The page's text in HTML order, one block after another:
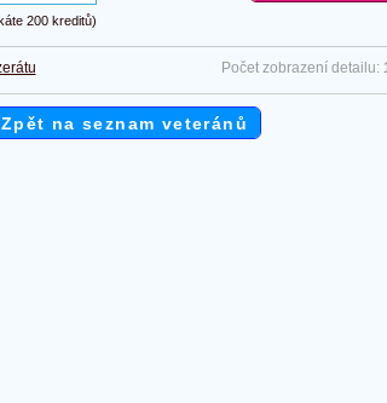
200 kreditů)
Počet zobrazení detailu:
Zpět na seznam veteránů